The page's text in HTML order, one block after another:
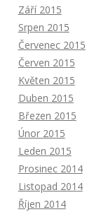
Září 2015
Srpen 2015
Červenec 2015
Červen 2015
Květen 2015
Duben 2015
Březen 2015
Únor 2015
Leden 2015
Prosinec 2014
Listopad 2014
Říjen 2014